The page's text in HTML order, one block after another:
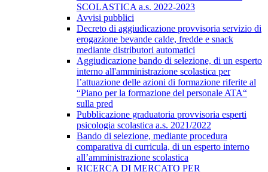
SCOLASTICA a.s. 2022-2023
Avvisi pubblici
Decreto di aggiudicazione provvisoria servizio di
erogazione bevande calde, fredde e snack
mediante distributori automatici
​Aggiudicazione bando di selezione, di un esperto
interno all'amministrazione scolastica per
l’attuazione delle azioni di formazione riferite al
“Piano per la formazione del personale ATA“
sulla pred
Pubblicazione graduatoria provvisoria esperti
psicologia scolastica a.s. 2021/2022
Bando di selezione, mediante procedura
comparativa di curricula, di un esperto interno
all’amministrazione scolastica
RICERCA DI MERCATO PER